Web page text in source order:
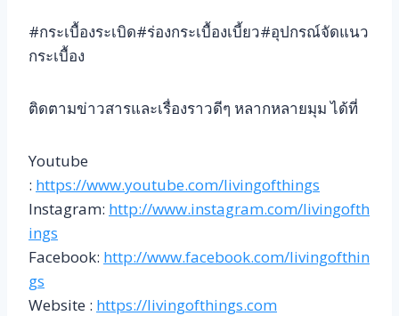
#กระเบื้องระเบิด#ร่องกระเบื้องเบี้ยว#อุปกรณ์จัดแนว
กระเบื้อง
ติดตามข่าวสารและเรื่องราวดีๆ หลากหลายมุม ได้ที่
Youtube
: https://www.youtube.com/livingofthings
Instagram: http://www.instagram.com/livingofth
ings
Facebook: http://www.facebook.com/livingofthin
gs
Website : https://livingofthings.com